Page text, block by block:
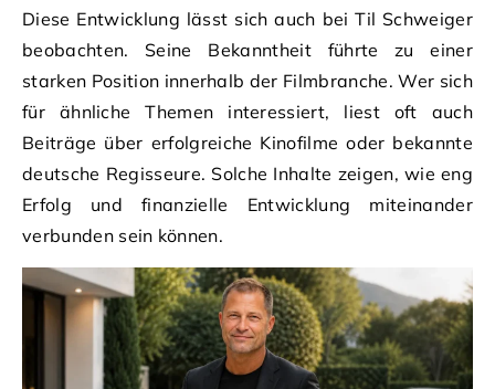
Diese Entwicklung lässt sich auch bei Til Schweiger
beobachten. Seine Bekanntheit führte zu einer
starken Position innerhalb der Filmbranche. Wer sich
für ähnliche Themen interessiert, liest oft auch
Beiträge über erfolgreiche Kinofilme oder bekannte
deutsche Regisseure. Solche Inhalte zeigen, wie eng
Erfolg und finanzielle Entwicklung miteinander
verbunden sein können.